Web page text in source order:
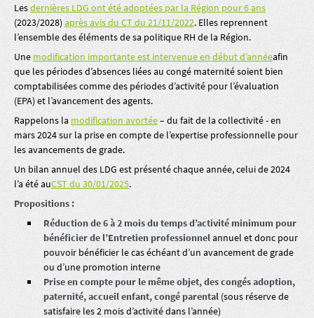
Lesdernières LDG ont été adoptées par la Région pour 6 ans
(2023/2028)après avis du CT du 21/11/2022. Elles reprennent
l’ensemble des éléments de sa politique RH de la Région.
Une modification importante est intervenue en début d’annéeafin
que les périodes d’absences liées au congé maternité soient bien
comptabilisées comme des périodes d’activité pour l’évaluation
(EPA) et l’avancement des agents.
Rappelons la modification avortée– du fait de la collectivité - en
mars 2024 sur la prise en compte de l’expertise professionnelle pour
les avancements de grade.
Un bilan annuel des LDG est présenté chaque année, celui de 2024
l’a été auCST du 30/01/2025.
Propositions :
Réduction de 6 à 2 mois du temps d’activité minimum pour
bénéficier de l’Entretien professionnel annuel et donc pour
pouvoir bénéficier le cas échéant d’un avancement de grade
ou d’une promotion interne
Prise en compte pour le même objet, des congés adoption,
paternité, accueil enfant, congé parental (sous réserve de
satisfaire les 2 mois d’activité dans l’année)